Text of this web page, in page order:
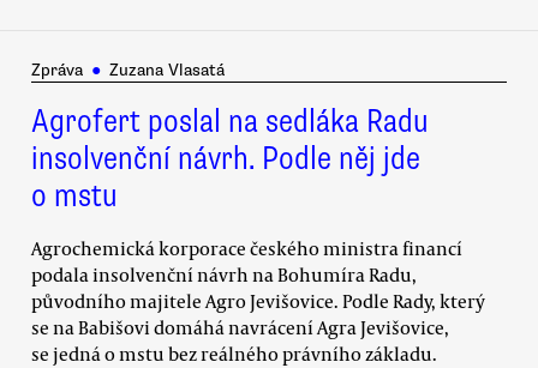
Zpráva ● Zuzana Vlasatá
Agrofert poslal na sedláka Radu
insolvenční návrh. Podle něj jde
o mstu
Agrochemická korporace českého ministra financí
podala insolvenční návrh na Bohumíra Radu,
původního majitele Agro Jevišovice. Podle Rady, který
se na Babišovi domáhá navrácení Agra Jevišovice,
se jedná o mstu bez reálného právního základu.